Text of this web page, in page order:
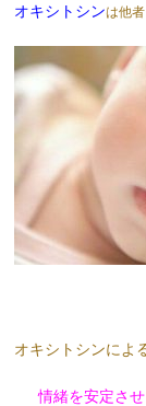
オキシトシンは他
オキシトシンによ
情緒を安定さ